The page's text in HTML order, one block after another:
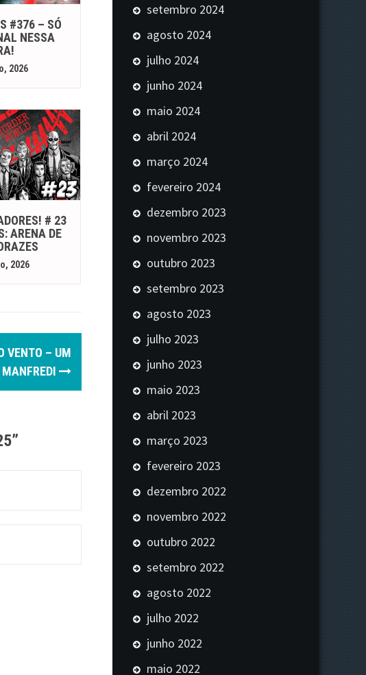
#376 – SÓ
NESSA
2026
# 23
ARENA DE
2026
VENTO – UM
”
setembro 2024
agosto 2024
julho 2024
junho 2024
maio 2024
abril 2024
março 2024
fevereiro 2024
dezembro 2023
novembro 2023
outubro 2023
setembro 2023
agosto 2023
julho 2023
junho 2023
maio 2023
abril 2023
março 2023
fevereiro 2023
dezembro 2022
novembro 2022
outubro 2022
setembro 2022
agosto 2022
julho 2022
junho 2022
maio 2022